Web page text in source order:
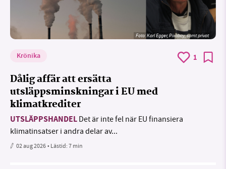
Foto:Karl Egger, Pixabay, samt privat
Krönika 1
Dålig affär att ersätta
utsläppsminskningar i EU med
klimatkrediter
UTSLÄPPSHANDEL Det är inte fel när EU finansiera
klimatinsatser i andra delar av...
02 aug 2026• Lästid:7 min